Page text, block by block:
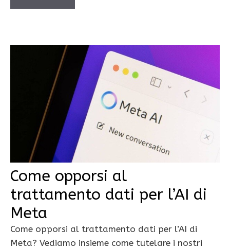
Come opporsi al
trattamento dati per l’AI di
Meta
Come opporsi al trattamento dati per l’AI di
Meta? Vediamo insieme come tutelare i nostri